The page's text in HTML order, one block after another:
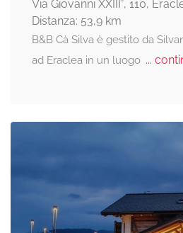
Via Giovanni XXIII°, 110,
Distanza: 53,9 km
B&B Cà Silva è gestito da
ad Eraclea in un luogo...